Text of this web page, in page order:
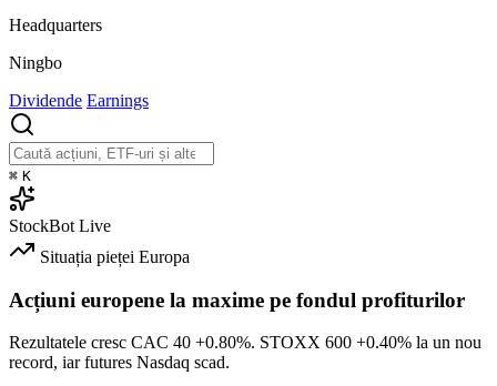
Headquarters
Ningbo
Dividende Earnings
⌘ K
StockBot Live
Situația pieței Europa
Acțiuni europene la maxime pe fondul profiturilor
Rezultatele cresc CAC 40 +0.80%. STOXX 600 +0.40% la un nou
record, iar futures Nasdaq scad.